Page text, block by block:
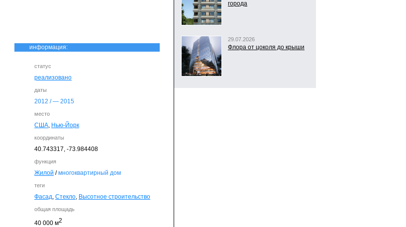
информация:
статус
реализовано
даты
2012 / — 2015
место
США, Нью-Йорк
координаты
40.743317, -73.984408
функция
Жилой /многоквартирный дом
теги
Фасад, Стекло, Высотное строительство
общая площадь
40 000 м2
города
29.07.2026
Флора от цоколя до крыши